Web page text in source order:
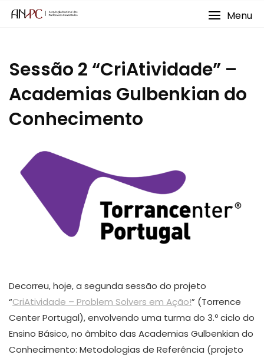
Menu
Sessão 2 “CriAtividade” –
Academias Gulbenkian do
Conhecimento
Decorreu, hoje, a segunda sessão do projeto
“CriAtividade – Problem Solvers em Ação!” (Torrence
Center Portugal), envolvendo uma turma do 3.º ciclo do
Ensino Básico, no âmbito das Academias Gulbenkian do
Conhecimento: Metodologias de Referência (projeto